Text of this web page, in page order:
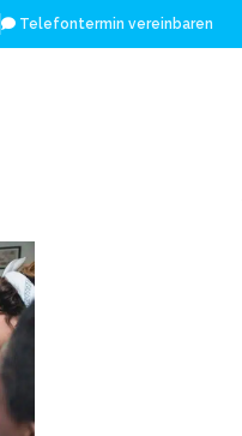
Telefontermin vereinbaren